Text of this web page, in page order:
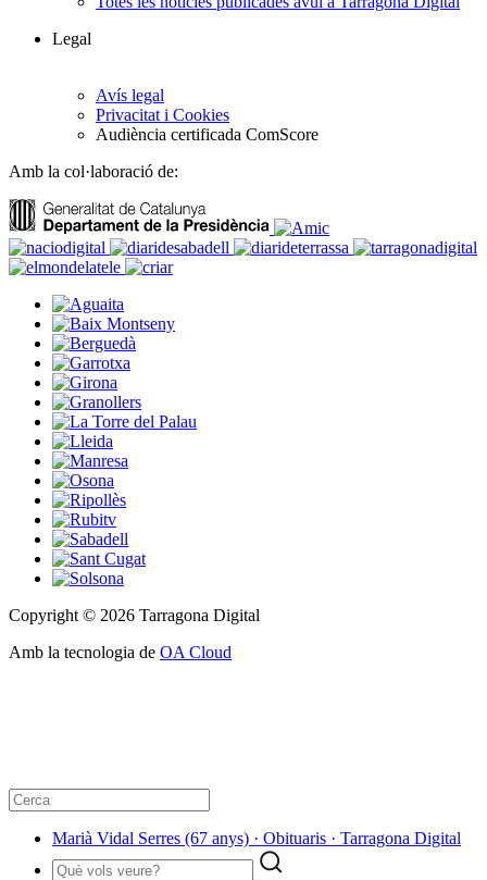
Legal
Avís legal
Privacitat i Cookies
Audiència certificada ComScore
Amb la col·laboració de:
Copyright © 2026 Tarragona Digital
Amb la tecnologia de OA Cloud
Marià Vidal Serres (67 anys) · Obituaris · Tarragona Digital